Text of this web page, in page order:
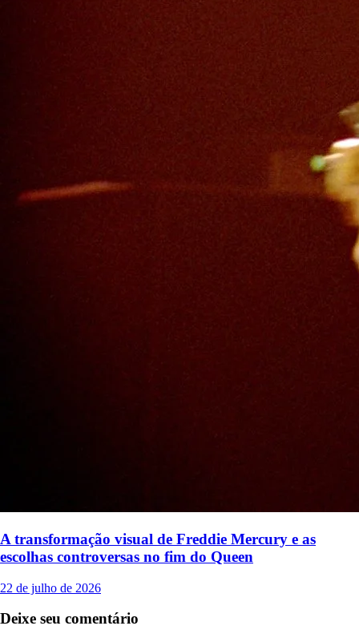
A transformação visual de Freddie Mercury e as
escolhas controversas no fim do Queen
22 de julho de 2026
Deixe seu comentário